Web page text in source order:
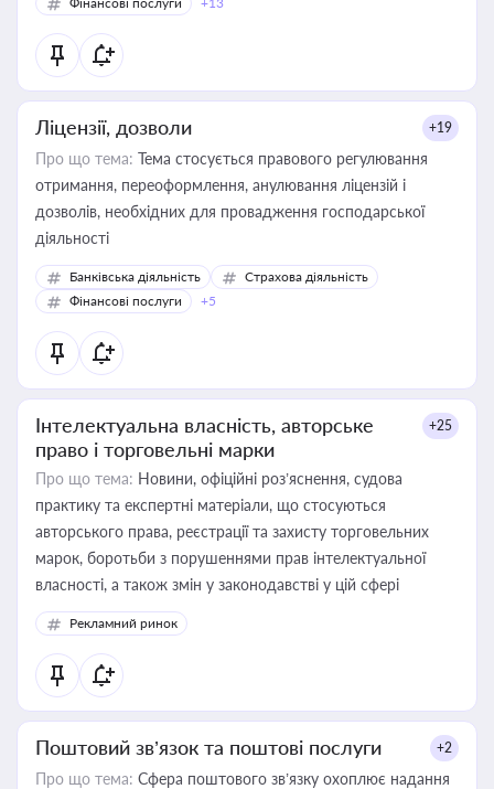
Ліцензії, дозволи +19
Про що тема: Тема стосується правового регулювання
отримання, переоформлення, анулювання ліцензій і
дозволів, необхідних для провадження господарської
діяльності
Банківська діяльність
Страхова діяльність
Фінансові послуги
+5
Інтелектуальна власність, авторське
право і торговельні марки
+25
Про що тема: Новини, офіційні роз’яснення, судова
практику та експертні матеріали, що стосуються
авторського права, реєстрації та захисту торговельних
марок, боротьби з порушеннями прав інтелектуальної
власності, а також змін у законодавстві у цій сфері
Рекламний ринок
Поштовий зв’язок та поштові послуги +2
Про що тема: Сфера поштового зв’язку охоплює надання